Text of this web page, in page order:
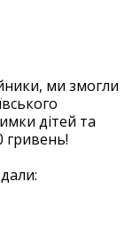
ми змогли
дітей та
гривень!